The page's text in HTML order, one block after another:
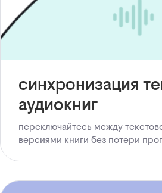
синхронизация
аудиокниг
переключайтесь между
версиями книги без потери